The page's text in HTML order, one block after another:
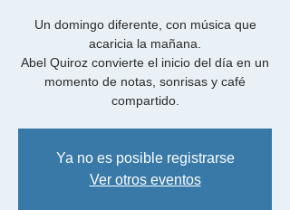
Un domingo diferente, con música que
acaricia la mañana.
Abel Quiroz convierte el inicio del día en un
momento de notas, sonrisas y café
Ya no es posible registrarse
Ver otros eventos